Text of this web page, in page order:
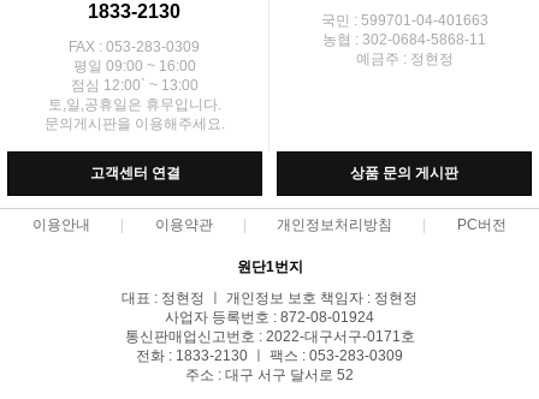
1833-2130
FAX : 053-283-0309
평일 09:00 ~ 16:00
점심 12:00` ~ 13:00
토,일,공휴일은 휴무입니다.
문의게시판을 이용해주세요.
국민 : 599701-04-401663
농협 : 302-0684-5868-11
예금주 : 정현정
고객센터 연결 상품 문의 게시판
이용안내 이용약관 개인정보처리방침 PC버전
원단1번지
대표 : 정현정 ㅣ 개인정보 보호 책임자 : 정현정
사업자 등록번호 : 872-08-01924
통신판매업신고번호 : 2022-대구서구-0171호
전화 : 1833-2130 ㅣ 팩스 : 053-283-0309
주소 : 대구 서구 달서로 52